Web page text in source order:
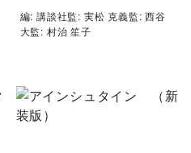
編: 講談社監: 実松 克義監: 西谷
大監: 村治 笙子